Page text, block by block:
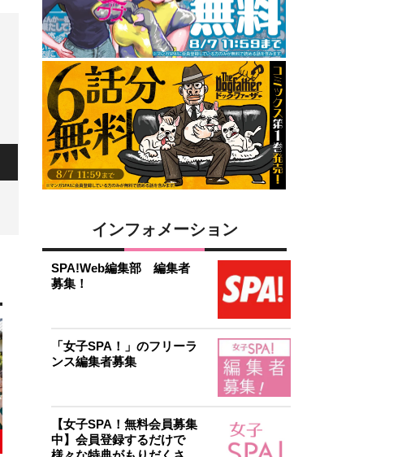
インフォメーション
SPA!Web編集部 編集者
募集！
「女子SPA！」のフリーラ
ンス編集者募集
【女子SPA！無料会員募集
中】会員登録するだけで